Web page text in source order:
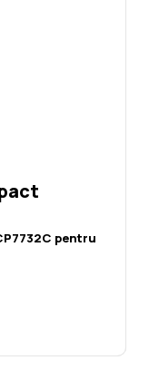
pentru